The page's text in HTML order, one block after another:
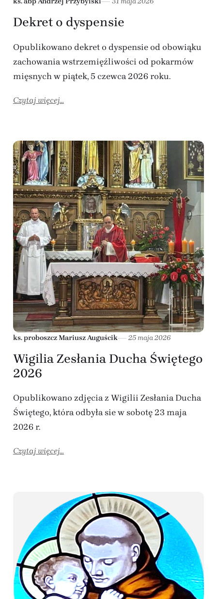
Dekret o dyspensie
Opublikowano dekret o dyspensie od obowiąku
zachowania wstrzemięźliwości od pokarmów
mięsnych w piątek, 5 czewca 2026 roku.
Czytaj więcej...
ks. proboszcz Mariusz Auguścik 25 maja 2026
Wigilia Zesłania Ducha Świętego
2026
Opublikowano zdjęcia z Wigilii Zesłania Ducha
Świętego, która odbyła sie w sobotę 23 maja
2026 r.
Czytaj więcej...